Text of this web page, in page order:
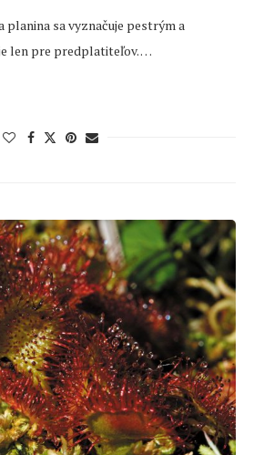
sa vyznačuje pestrým a
len pre predplatiteľov. …